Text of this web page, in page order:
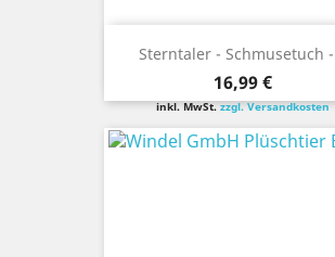
Sterntaler - Schmusetuch
Preis
16,99 €
inkl. MwSt.zzgl. Versandkosten